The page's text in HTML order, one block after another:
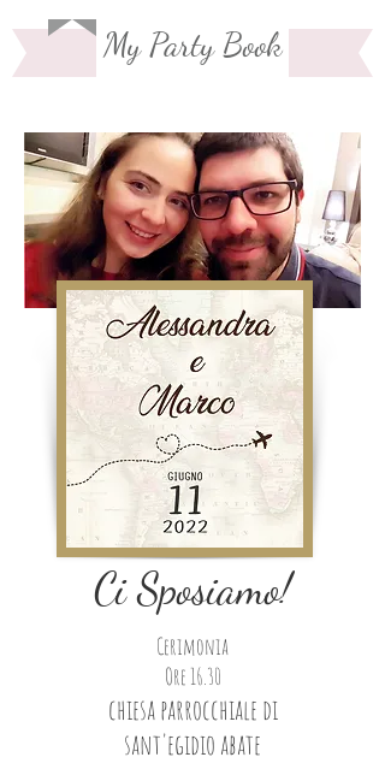
My Party Book
Ci Sposiamo!
Cerimonia
Ore 16.30
chiesa parrocchiale di
sant'egidio abate